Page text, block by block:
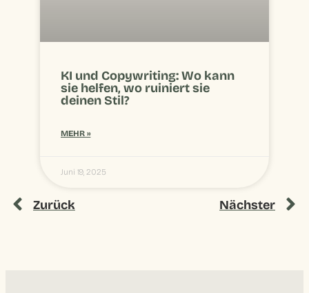
KI und Copywriting: Wo kann
sie helfen, wo ruiniert sie
deinen Stil?
MEHR »
Juni 19, 2025
Zurück Nächster